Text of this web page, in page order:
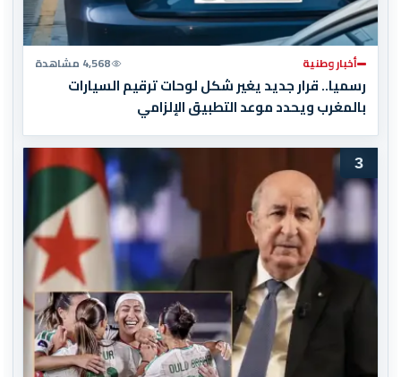
أخبار وطنية 4,568 مشاهدة
رسميا.. قرار جديد يغير شكل لوحات ترقيم السيارات
بالمغرب ويحدد موعد التطبيق الإلزامي
3